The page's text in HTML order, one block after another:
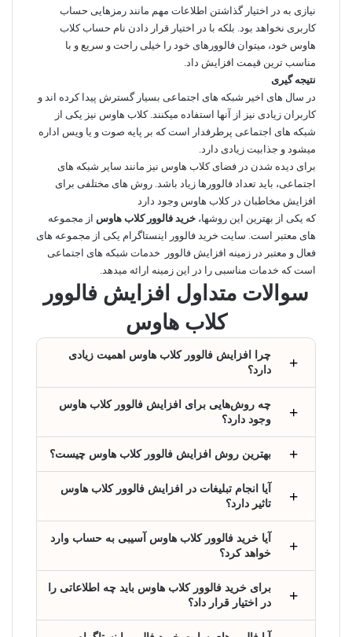
نیازی به در اختیار گذاشتن اطلاعات مهم مانند رمزهایی حساب
کاربری نخواهد بود. بلکه با در اختیار قرار دادن نام حساب کلاب
هاوس خود، میتوان فالوورهای خود را خیلی راحت و سریع و با
مناسب‌ ترین قیمت افزایش داد.
نتیجه گیری
در سال های اخیر شبکه‌ های اجتماعی بسیار گسترش پیدا کرده‌ اند و
کاربران زیادی نیز از آنها استفاده میکنند. کلاب هاوس نیز یکی از
شبکه‌ های اجتماعی پرطرفدار است که بر پایه صوت و یا ویس اداره
میشود و جذابیت زیادی دارد.
برای دیده شدن در فضای کلاب هاوس نیز مانند سایر شبکه‌ های
اجتماعی، باید تعداد فالوور‌ها زیاد باشد. روش های مختلفی برای
افزایش مخاطبان در کلاب هاوس وجود دارد
که یکی از بهترین این روشها، خرید فالوور کلاب هاوس از مجموعه‌
های معتبر است‌. سایت خرید فالوور اینستاگرام یکی از مجموعه‌ های
فعال و معتبر در زمینه افزایش فالوور خدمات شبکه های اجتماعی
است که خدمات مناسبی را در این زمینه ارائه میدهد.
سوالات متداول افزایش فالوور
کلاب هاوس
چرا افزایش فالوور کلاب هاوس اهمیت زیادی
دارد؟
چه روش‌هایی برای افزایش فالوور کلاب هاوس
وجود دارد؟
بهترین روش افزایش فالوور کلاب هاوس چیست؟
آیا انجام تبلیغات در افزایش فالوور کلاب هاوس
تاثیر دارد؟
آیا خرید فالوور کلاب هاوس آسیبی به حساب وارد
خواهد کرد؟
برای خرید فالوور کلاب هاوس باید چه اطلاعاتی را
در اختیار قرار داد؟